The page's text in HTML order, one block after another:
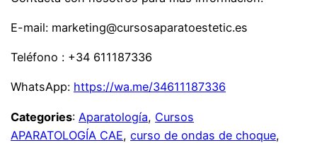
E-mail: marketing@cursosaparatoestetic.es
Teléfono : +34 611187336
WhatsApp: https://wa.me/34611187336
Categories: Aparatología, Cursos
APARATOLOGÍA CAE, curso de ondas de choque